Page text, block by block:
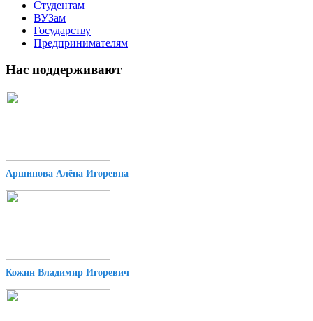
Студентам
ВУЗам
Государству
Предпринимателям
Нас поддерживают
Аршинова Алёна Игоревна
Кожин Владимир Игоревич